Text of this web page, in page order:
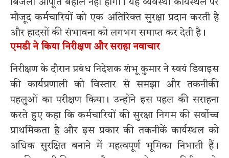
बिजली आपूर्ति बहाल नहीं होगी। यह व्यवस्था कार्यस्थल पर
मौजूद कर्मचारियों को एक अतिरिक्त सुरक्षा प्रदान करती है
और हादसों की संभावना को लगभग समाप्त कर देती है।
एमडी ने किया निरीक्षण और सराहा नवाचार
निरीक्षण के दौरान प्रबंध निदेशक शंभू कुमार ने स्वयं डिवाइस
की कार्यप्रणाली को विस्तार से समझा और तकनीकी
पहलुओं का परीक्षण किया। उन्होंने इस पहल की सराहना
करते हुए कहा कि कर्मचारियों की सुरक्षा निगम की सर्वोच्च
प्राथमिकता है और इस प्रकार की तकनीकें कार्यस्थल को
अधिक सुरक्षित बनाने में महत्वपूर्ण भूमिका निभाती हैं।